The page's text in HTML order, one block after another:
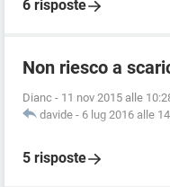
6 risposte
Non riesco a
Dianc - 11 nov 2015 alle
davide - 6 lug 2016 alle
5 risposte